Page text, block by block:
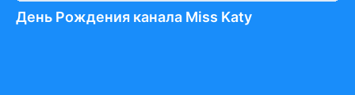
День Рождения канала Miss Katy